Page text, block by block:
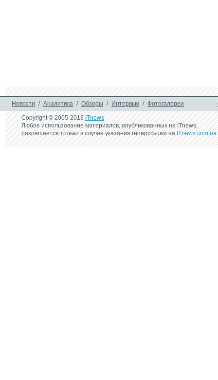
Новости / Аналитика / Обзоры / Интервью / Фотогалереи
Copyright © 2005-2013ITnews
Любое использование материалов, опубликованных на ITnews,
разрешается только в случае указания гиперссылки наITnews.com.ua